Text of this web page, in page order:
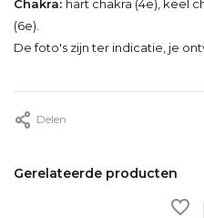
Chakra: hart chakra (4e), keel
(6e).
De foto's zijn ter indicatie, je
Delen
Gerelateerde producten